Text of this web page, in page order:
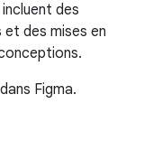
des
des mises en
Figma.